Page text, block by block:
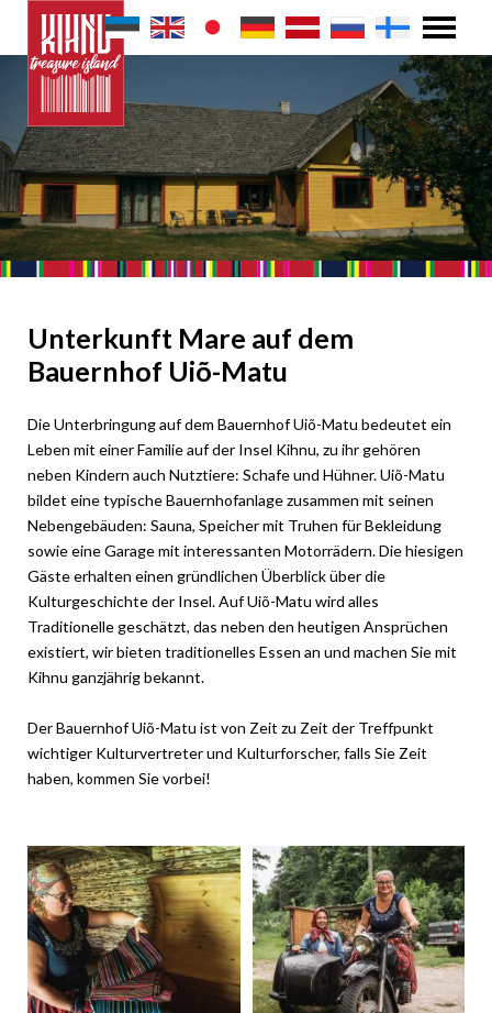
Unterkunft Mare auf dem
Bauernhof Uiõ-Matu
Die Unterbringung auf dem Bauernhof Uiõ-Matu bedeutet ein
Leben mit einer Familie auf der Insel Kihnu, zu ihr gehören
neben Kindern auch Nutztiere: Schafe und Hühner. Uiõ-Matu
bildet eine typische Bauernhofanlage zusammen mit seinen
Nebengebäuden: Sauna, Speicher mit Truhen für Bekleidung
sowie eine Garage mit interessanten Motorrädern. Die hiesigen
Gäste erhalten einen gründlichen Überblick über die
Kulturgeschichte der Insel. Auf Uiõ-Matu wird alles
Traditionelle geschätzt, das neben den heutigen Ansprüchen
existiert, wir bieten traditionelles Essen an und machen Sie mit
Kihnu ganzjährig bekannt.
Der Bauernhof Uiõ-Matu ist von Zeit zu Zeit der Treffpunkt
wichtiger Kulturvertreter und Kulturforscher, falls Sie Zeit
haben, kommen Sie vorbei!